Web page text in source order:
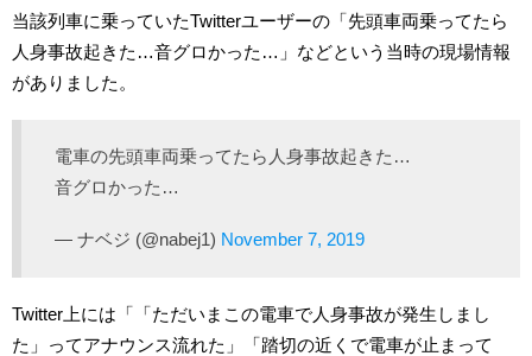
当該列車に乗っていたTwitterユーザーの「先頭車両乗ってたら
人身事故起きた…音グロかった…」などという当時の現場情報
がありました。
電車の先頭車両乗ってたら人身事故起きた…
音グロかった…
— ナベジ (@nabej1) November 7, 2019
Twitter上には「「ただいまこの電車で人身事故が発生しまし
た」ってアナウンス流れた」「踏切の近くで電車が止まって